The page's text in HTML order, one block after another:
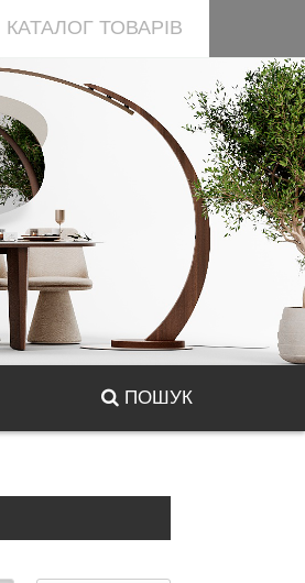
КАТАЛОГ ТОВАРІВ
ПОШУК